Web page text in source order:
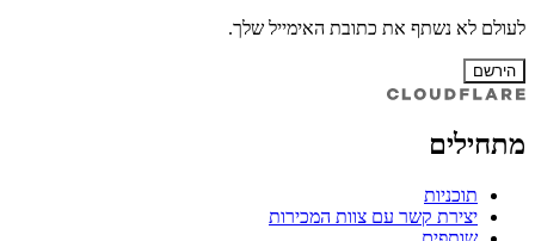
לעולם לא נשתף את כתובת האימייל שלך.
הירשם
מתחילים
תוכניות
יצירת קשר עם צוות המכירות